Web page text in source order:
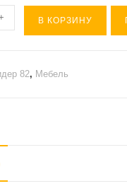
В КОРЗИНУ
82, Мебель